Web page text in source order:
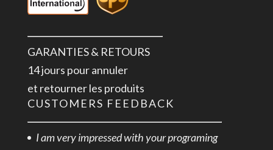
GARANTIES & RETOURS
14 jours pour annuler
et retourner les produits
CUSTOMERS FEEDBACK
I am very impressed with your programing